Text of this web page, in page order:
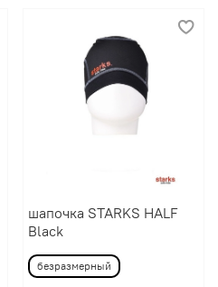
шапочка STARKS HALF
Black
безразмерный